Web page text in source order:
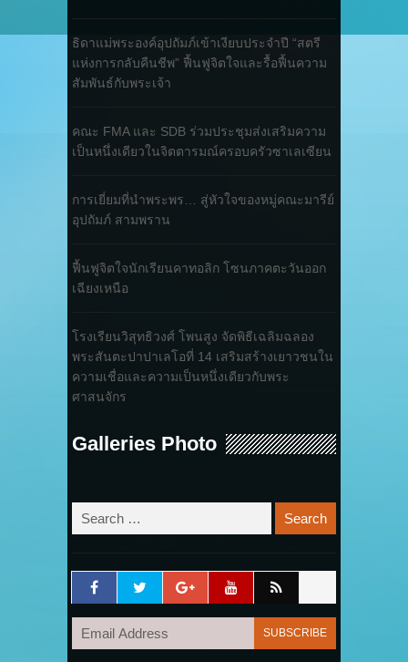
ธิดาแม่พระองค์อุปถัมภ์เข้าเงียบประจำปี “สตรี
แห่งการกลับคืนชีพ” ฟื้นฟูจิตใจและรื้อฟื้นความ
สัมพันธ์กับพระเจ้า
คณะ FMA และ SDB ร่วมประชุมส่งเสริมความ
เป็นหนึ่งเดียวในจิตตารมณ์ครอบครัวซาเลเซียน
การเยี่ยมที่นำพระพร… สู่หัวใจของหมู่คณะมารีย์
อุปถัมภ์ สามพราน
ฟื้นฟูจิตใจนักเรียนคาทอลิก โซนภาคตะวันออก
เฉียงเหนือ
โรงเรียนวิสุทธิวงศ์ โพนสูง จัดพิธีเฉลิมฉลอง
พระสันตะปาปาเลโอที่ 14 เสริมสร้างเยาวชนใน
ความเชื่อและความเป็นหนึ่งเดียวกับพระ
ศาสนจักร
Galleries Photo